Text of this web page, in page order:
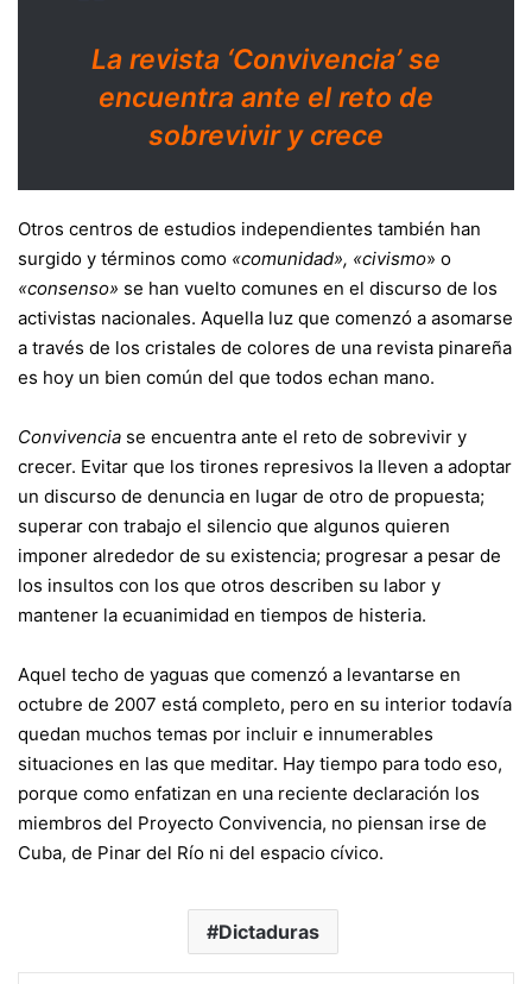
La revista ‘Convivencia’ se
encuentra ante el reto de
sobrevivir y crece
Otros centros de estudios independientes también han
surgido y términos como «comunidad», «civismo» o
«consenso» se han vuelto comunes en el discurso de los
activistas nacionales. Aquella luz que comenzó a asomarse
a través de los cristales de colores de una revista pinareña
es hoy un bien común del que todos echan mano.
Convivencia se encuentra ante el reto de sobrevivir y
crecer. Evitar que los tirones represivos la lleven a adoptar
un discurso de denuncia en lugar de otro de propuesta;
superar con trabajo el silencio que algunos quieren
imponer alrededor de su existencia; progresar a pesar de
los insultos con los que otros describen su labor y
mantener la ecuanimidad en tiempos de histeria.
Aquel techo de yaguas que comenzó a levantarse en
octubre de 2007 está completo, pero en su interior todavía
quedan muchos temas por incluir e innumerables
situaciones en las que meditar. Hay tiempo para todo eso,
porque como enfatizan en una reciente declaración los
miembros del Proyecto Convivencia, no piensan irse de
Cuba, de Pinar del Río ni del espacio cívico.
Dictaduras